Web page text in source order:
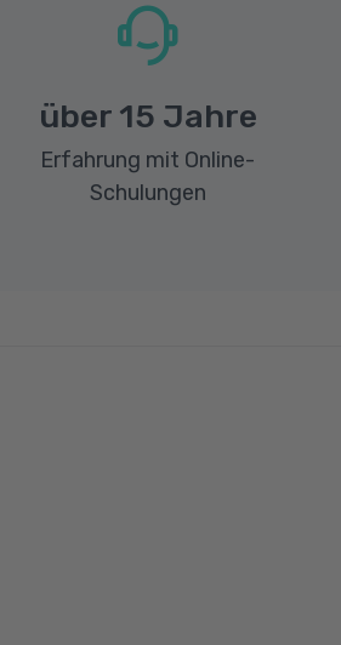
über 15 Jahre
Erfahrung mit Online-
Schulungen